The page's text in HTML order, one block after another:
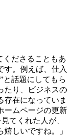
くださることもあ
す。例えば、仕入
と話題にしてもら
たり、ビジネスの
存在になっていま
ームページの更新
てくれた人が、
しいですね。」